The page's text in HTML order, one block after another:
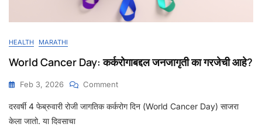
HEALTH MARATHI
World Cancer Day: कर्करोगाबद्दल जनजागृती का गरजेची आहे?
Feb 3, 2026 Comment
दरवर्षी 4 फेब्रुवारी रोजी जागतिक कर्करोग दिन (World Cancer Day) साजरा
केला जातो. या दिवसाचा